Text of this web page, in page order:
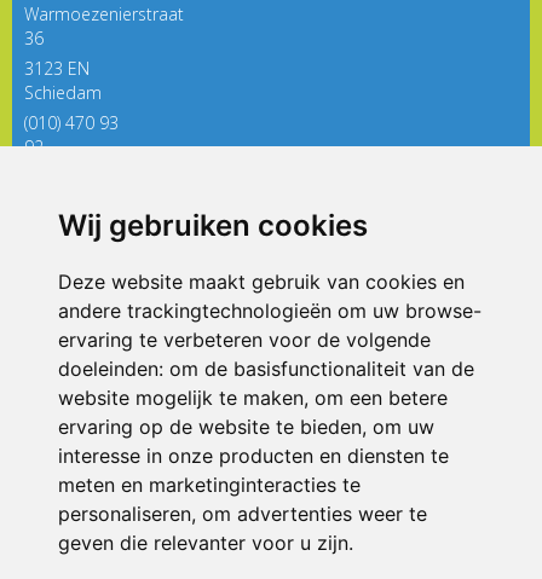
Wij gebruiken cookies
Deze website maakt gebruik van cookies en
andere trackingtechnologieën om uw browse-
ervaring te verbeteren voor de volgende
doeleinden: om de basisfunctionaliteit van de
website mogelijk te maken, om een betere
ervaring op de website te bieden, om uw
interesse in onze producten en diensten te
meten en marketinginteracties te
personaliseren, om advertenties weer te
geven die relevanter voor u zijn.
Warmoezenierstraat
36
3123 EN
Schiedam
(010) 470 93
92
ONDERDEEL VAN
© 2026 De Regenboog | Alle rechten voorbehouden
Privacy policy|Disclaimer| Klachtenregeling|RSIN en Anbi
voorkeuren